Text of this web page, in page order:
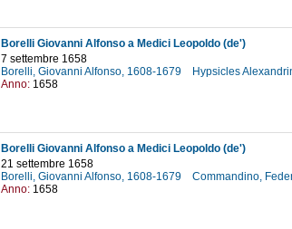
Borelli Giovanni Alfonso a Medici Leopoldo (de')
7 settembre 1658
Borelli, Giovanni Alfonso, 1608-1679
Hypsicles
Anno: 1658
Borelli Giovanni Alfonso a Medici Leopoldo (de')
21 settembre 1658
Borelli, Giovanni Alfonso, 1608-1679
Commandino,
Anno: 1658